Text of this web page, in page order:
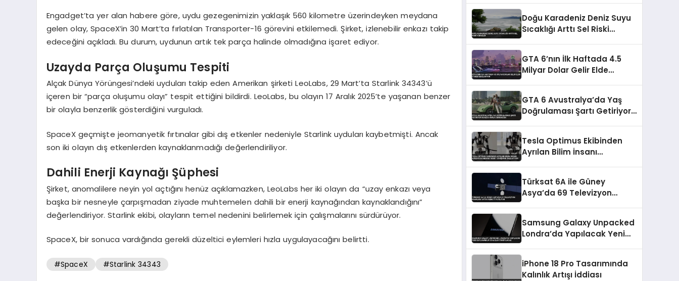
Engadget’ta yer alan habere göre, uydu gezegenimizin yaklaşık 560 kilometre üzerindeyken meydana
gelen olay, SpaceX’in 30 Mart’ta fırlatılan Transporter-16 görevini etkilemedi. Şirket, izlenebilir enkazı takip
edeceğini açıkladı. Bu durum, uydunun artık tek parça halinde olmadığına işaret ediyor.
Uzayda Parça Oluşumu Tespiti
Alçak Dünya Yörüngesi’ndeki uyduları takip eden Amerikan şirketi LeoLabs, 29 Mart’ta Starlink 34343’ü
içeren bir “parça oluşumu olayı” tespit ettiğini bildirdi. LeoLabs, bu olayın 17 Aralık 2025’te yaşanan benzer
bir olayla benzerlik gösterdiğini vurguladı.
SpaceX geçmişte jeomanyetik fırtınalar gibi dış etkenler nedeniyle Starlink uyduları kaybetmişti. Ancak
son iki olayın dış etkenlerden kaynaklanmadığı değerlendiriliyor.
Dahili Enerji Kaynağı Şüphesi
Şirket, anomalilere neyin yol açtığını henüz açıklamazken, LeoLabs her iki olayın da “uzay enkazı veya
başka bir nesneyle çarpışmadan ziyade muhtemelen dahili bir enerji kaynağından kaynaklandığını”
değerlendiriyor. Starlink ekibi, olayların temel nedenini belirlemek için çalışmalarını sürdürüyor.
SpaceX, bir sonuca vardığında gerekli düzeltici eylemleri hızla uygulayacağını belirtti.
#SpaceX #Starlink 34343
Doğu Karadeniz Deniz Suyu
Sıcaklığı Arttı Sel Riski
GTA 6’nın İlk Haftada 4.5
Milyar Dolar Gelir Elde
GTA 6 Avustralya’da Yaş
Doğrulaması Şartı Getiriyor
Tesla Optimus Ekibinden
Ayrılan Bilim İnsanı
Türksat 6A ile Güney
Asya’da 69 Televizyon
Samsung Galaxy Unpacked
Londra’da Yapılacak Yeni
iPhone 18 Pro Tasarımında
Kalınlık Artışı İddiası